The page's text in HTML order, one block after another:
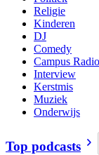
Religie
Kinderen
DJ
Comedy
Campus Radio
Interview
Kerstmis
Muziek
Onderwijs
Top podcasts